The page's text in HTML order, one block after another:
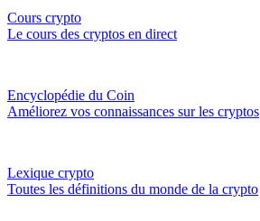
Cours crypto
Le cours des cryptos en direct
Encyclopédie du Coin
Améliorez vos connaissances sur les cryptos
Lexique crypto
Toutes les définitions du monde de la crypto